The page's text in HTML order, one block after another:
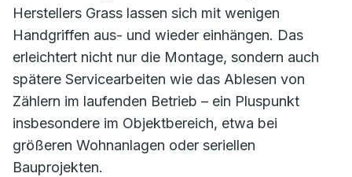
Herstellers Grass lassen sich mit wenigen
Handgriffen aus- und wieder einhängen. Das
erleichtert nicht nur die Montage, sondern auch
spätere Servicearbeiten wie das Ablesen von
Zählern im laufenden Betrieb – ein Pluspunkt
insbesondere im Objektbereich, etwa bei
größeren Wohnanlagen oder seriellen
Bauprojekten.